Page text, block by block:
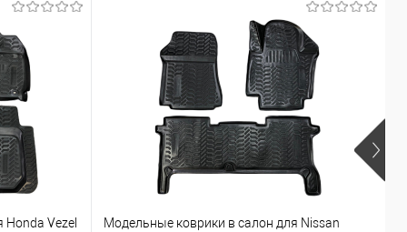
Vezel
Модельные коврики в салон для Nissan